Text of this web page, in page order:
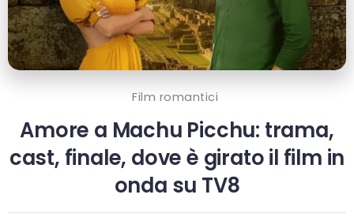
Film romantici
Amore a Machu Picchu: trama,
cast, finale, dove è girato il film in
onda su TV8